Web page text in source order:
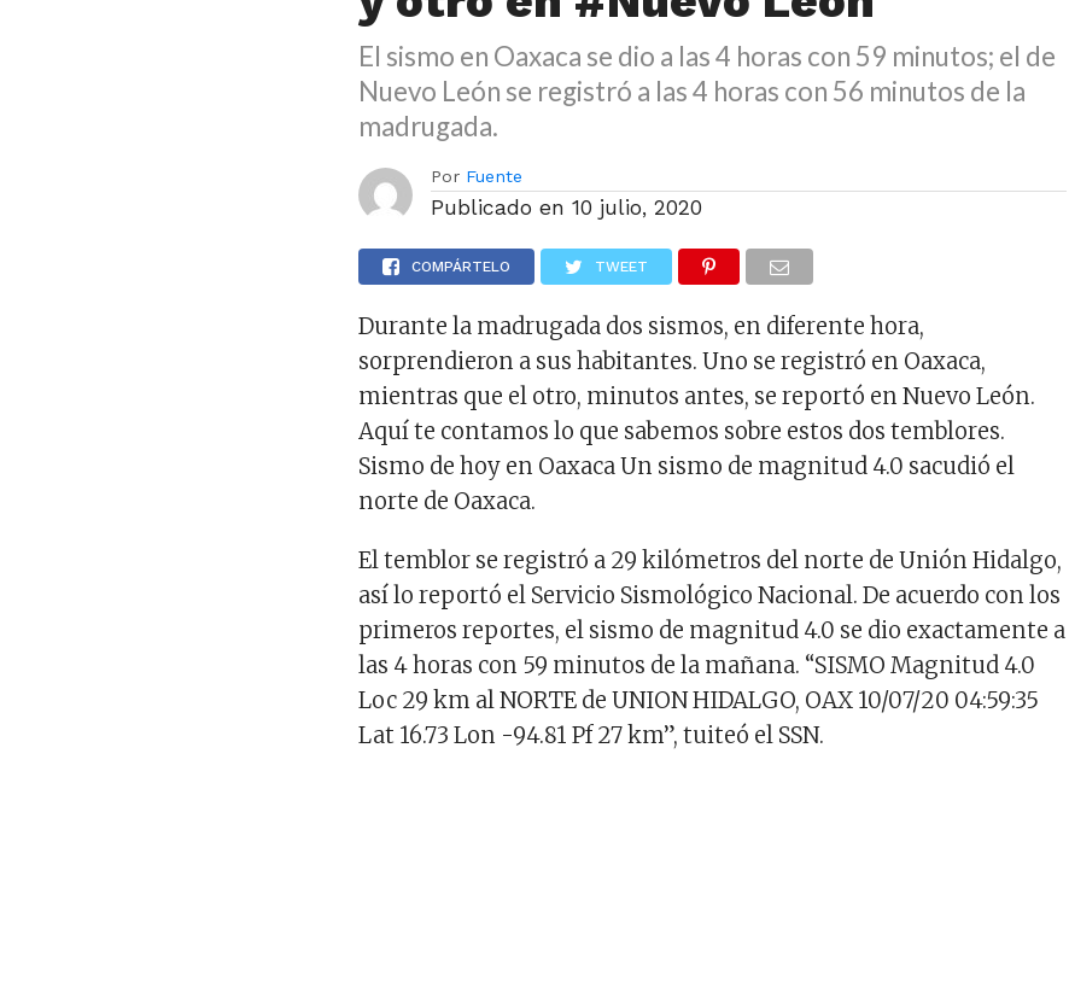
El sismo en Oaxaca se dio a las 4 horas con 59 minutos; el de
Nuevo León se registró a las 4 horas con 56 minutos de la
madrugada.
Por Fuente
Publicado en 10 julio, 2020
COMPÁRTELO TWEET
Durante la madrugada dos sismos, en diferente hora,
sorprendieron a sus habitantes. Uno se registró en Oaxaca,
mientras que el otro, minutos antes, se reportó en Nuevo León.
Aquí te contamos lo que sabemos sobre estos dos temblores.
Sismo de hoy en Oaxaca Un sismo de magnitud 4.0 sacudió el
norte de Oaxaca.
El temblor se registró a 29 kilómetros del norte de Unión Hidalgo,
así lo reportó el Servicio Sismológico Nacional. De acuerdo con los
primeros reportes, el sismo de magnitud 4.0 se dio exactamente a
las 4 horas con 59 minutos de la mañana. “SISMO Magnitud 4.0
Loc 29 km al NORTE de UNION HIDALGO, OAX 10/07/20 04:59:35
Lat 16.73 Lon -94.81 Pf 27 km”, tuiteó el SSN.